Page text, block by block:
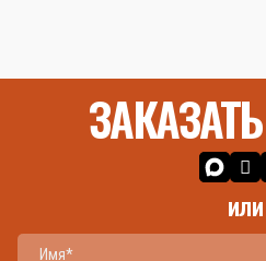
или